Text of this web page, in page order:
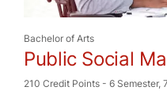
Bachelor of Arts
Public Social
210 Credit Points- 6 Semester,